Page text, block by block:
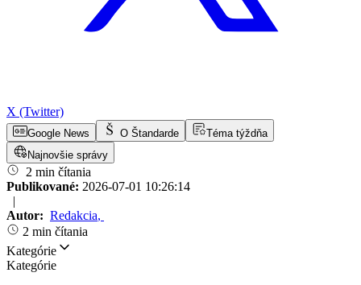
X (Twitter)
Google News O Štandarde
Téma týždňa
Najnovšie správy
2 min čítania
Publikované: 2026-07-01 10:26:14
|
Autor: Redakcia,
2 min čítania
Kategórie
Kategórie